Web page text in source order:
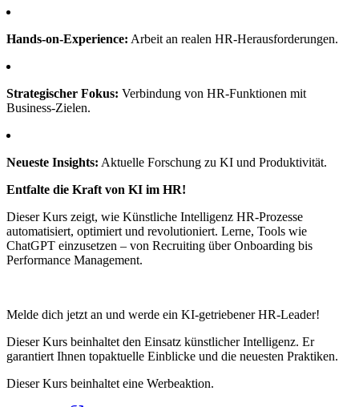
Hands-on-Experience: Arbeit an realen HR-Herausforderungen.
Strategischer Fokus: Verbindung von HR-Funktionen mit
Business-Zielen.
Neueste Insights: Aktuelle Forschung zu KI und Produktivität.
Entfalte die Kraft von KI im HR!
Dieser Kurs zeigt, wie Künstliche Intelligenz HR-Prozesse
automatisiert, optimiert und revolutioniert. Lerne, Tools wie
ChatGPT einzusetzen – von Recruiting über Onboarding bis
Performance Management.
Melde dich jetzt an und werde ein KI-getriebener HR-Leader!
Dieser Kurs beinhaltet den Einsatz künstlicher Intelligenz. Er
garantiert Ihnen topaktuelle Einblicke und die neuesten Praktiken.
Dieser Kurs beinhaltet eine Werbeaktion.